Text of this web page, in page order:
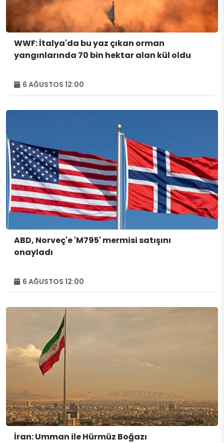
WWF: İtalya'da bu yaz çıkan orman
yangınlarında 70 bin hektar alan kül oldu
6 AĞUSTOS 12:00
ABD, Norveç'e 'M795' mermisi satışını
onayladı
6 AĞUSTOS 12:00
İran: Umman ile Hürmüz Boğazı